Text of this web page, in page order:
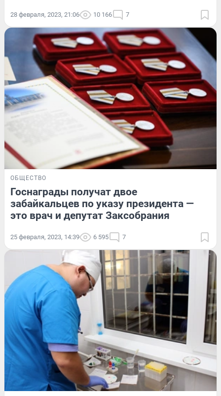
28 февраля, 2023, 21:06 10 166 7
ОБЩЕСТВО
Госнаграды получат двое
забайкальцев по указу президента —
это врач и депутат Заксобрания
25 февраля, 2023, 14:39 6 595 7